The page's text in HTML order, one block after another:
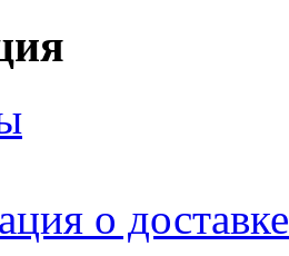
о доставке